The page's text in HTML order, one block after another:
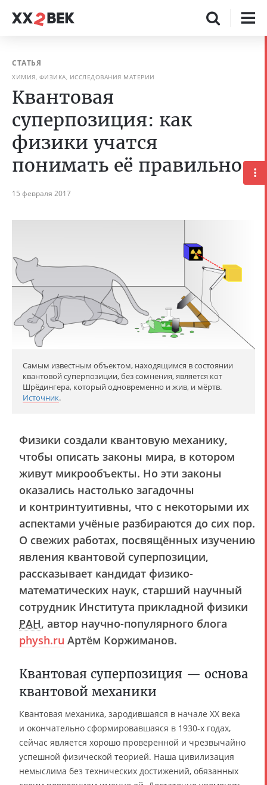
СТАТЬЯ
ХИМИЯ, ФИЗИКА, ИССЛЕДОВАНИЯ МАТЕРИИ
Квантовая
суперпозиция: как
физики учатся
понимать её правильно
15 февраля 2017
Самым известным объектом, находящимся в состоянии
квантовой суперпозиции, без сомнения, является кот
Шрёдингера, который одновременно и жив, и мёртв.
Источник.
Физики создали квантовую механику,
чтобы описать законы мира, в котором
живут микрообъекты. Но эти законы
оказались настолько загадочны
и контринтуитивны, что с некоторыми их
аспектами учёные разбираются до сих пор.
О свежих работах, посвящённых изучению
явления квантовой суперпозиции,
рассказывает кандидат физико-
математических наук, старший научный
сотрудник Института прикладной физики
РАН, автор научно-популярного блога
physh.ru Артём Коржиманов.
Квантовая суперпозиция — основа
квантовой механики
Квантовая механика, зародившаяся в начале XX века
и окончательно сформировавшаяся в 1930-х годах,
сейчас является хорошо проверенной и чрезвычайно
успешной физической теорией. Наша цивилизация
немыслима без технических достижений, обязанных